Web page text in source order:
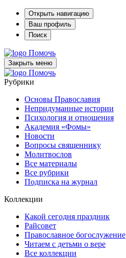
Открыть навигацию
Ваш профиль
Поиск
Помочь
Закрыть меню
Помочь
Рубрики
Основы Православия
Непридуманные истории
Психология и отношения
Академия «Фомы»
Новости
Вопросы священнику
Молитвослов
Все материалы
Все рубрики
Подписка на журнал
Коллекции
Какой сегодня праздник
Райсовет
Православное богослужение
Читаем с детьми о вере
Все коллекции